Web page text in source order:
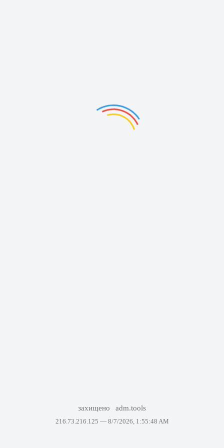
захищено adm.tools
216.73.216.125 — 8/7/2026, 1:55:48 AM